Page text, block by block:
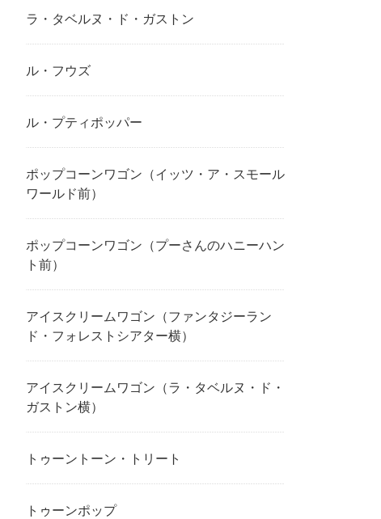
ラ・タベルヌ・ド・ガストン
ル・フウズ
ル・プティポッパー
ポップコーンワゴン（イッツ・ア・スモール
ワールド前）
ポップコーンワゴン（プーさんのハニーハン
ト前）
アイスクリームワゴン（ファンタジーラン
ド・フォレストシアター横）
アイスクリームワゴン（ラ・タベルヌ・ド・
ガストン横）
トゥーントーン・トリート
トゥーンポップ